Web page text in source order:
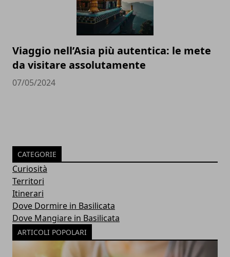
Viaggio nell’Asia più autentica: le mete
da visitare assolutamente
07/05/2024
CATEGORIE
Curiosità
Territori
Itinerari
Dove Dormire in Basilicata
Dove Mangiare in Basilicata
ARTICOLI POPOLARI